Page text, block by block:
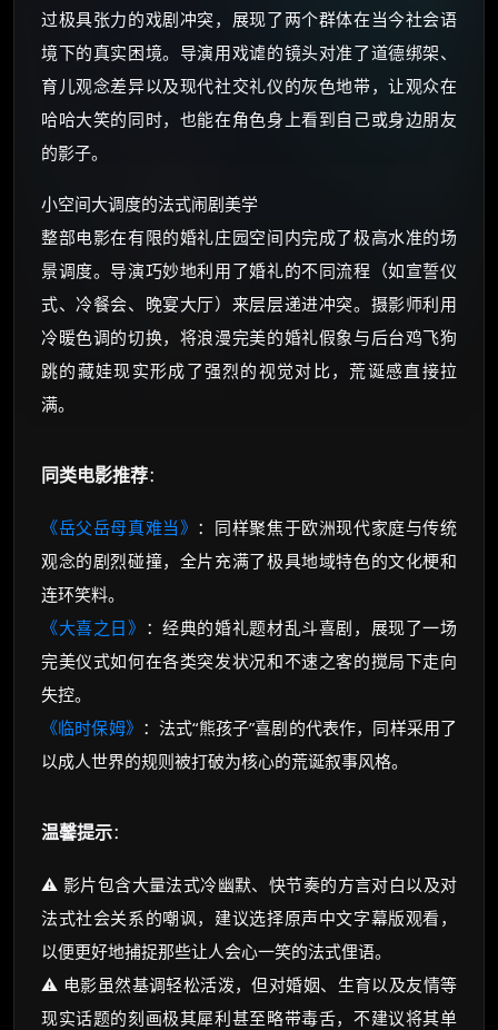
过极具张力的戏剧冲突，展现了两个群体在当今社会语
境下的真实困境。导演用戏谑的镜头对准了道德绑架、
育儿观念差异以及现代社交礼仪的灰色地带，让观众在
哈哈大笑的同时，也能在角色身上看到自己或身边朋友
的影子。
小空间大调度的法式闹剧美学
整部电影在有限的婚礼庄园空间内完成了极高水准的场
景调度。导演巧妙地利用了婚礼的不同流程（如宣誓仪
式、冷餐会、晚宴大厅）来层层递进冲突。摄影师利用
冷暖色调的切换，将浪漫完美的婚礼假象与后台鸡飞狗
跳的藏娃现实形成了强烈的视觉对比，荒诞感直接拉
满。
同类电影推荐：
《岳父岳母真难当》 ：同样聚焦于欧洲现代家庭与传统
观念的剧烈碰撞，全片充满了极具地域特色的文化梗和
连环笑料。
《大喜之日》 ：经典的婚礼题材乱斗喜剧，展现了一场
完美仪式如何在各类突发状况和不速之客的搅局下走向
失控。
《临时保姆》 ：法式“熊孩子”喜剧的代表作，同样采用了
以成人世界的规则被打破为核心的荒诞叙事风格。
温馨提示：
⚠️ 影片包含大量法式冷幽默、快节奏的方言对白以及对
法式社会关系的嘲讽，建议选择原声中文字幕版观看，
以便更好地捕捉那些让人会心一笑的法式俚语。
⚠️ 电影虽然基调轻松活泼，但对婚姻、生育以及友情等
现实话题的刻画极其犀利甚至略带毒舌，不建议将其单